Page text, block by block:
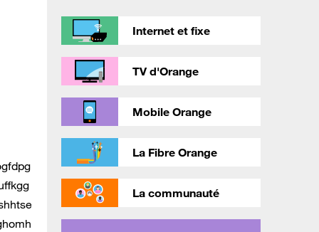
Internet et fixe
TV d'Orange
Mobile Orange
La Fibre Orange
La communauté